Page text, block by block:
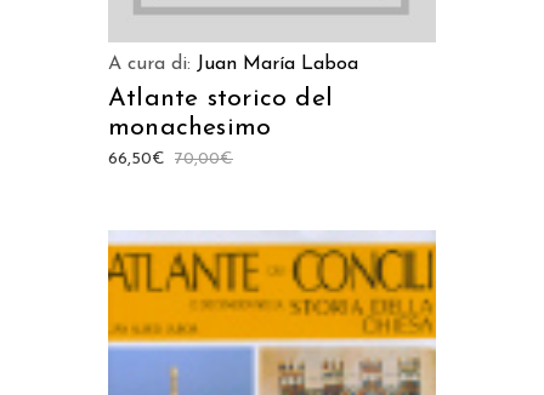
A cura di: Juan María Laboa
Atlante storico del
monachesimo
70,00€
66,50€